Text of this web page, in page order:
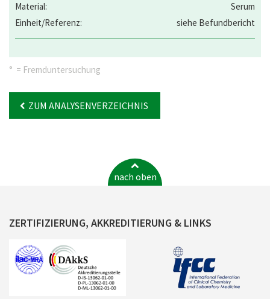
Serum
siehe Befundbericht
° = Fremduntersuchung
ZUM ANALYSENVERZEICHNIS
nach oben
ZERTIFIZIERUNG, AKKREDITIERUNG & LINKS